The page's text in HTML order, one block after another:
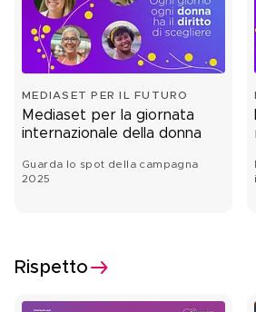
MEDIASET PER IL FUTURO
Mediaset per la giornata
internazionale della donna
Guarda lo spot della campagna
2025
Rispetto